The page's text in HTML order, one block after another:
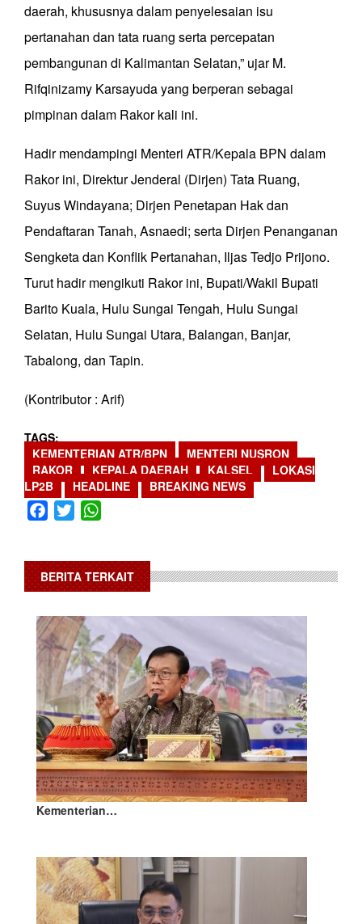
daerah, khususnya dalam penyelesaian isu
pertanahan dan tata ruang serta percepatan
pembangunan di Kalimantan Selatan,” ujar M.
Rifqinizamy Karsayuda yang berperan sebagai
pimpinan dalam Rakor kali ini.
Hadir mendampingi Menteri ATR/Kepala BPN dalam
Rakor ini, Direktur Jenderal (Dirjen) Tata Ruang,
Suyus Windayana; Dirjen Penetapan Hak dan
Pendaftaran Tanah, Asnaedi; serta Dirjen Penanganan
Sengketa dan Konflik Pertanahan, Iljas Tedjo Prijono.
Turut hadir mengikuti Rakor ini, Bupati/Wakil Bupati
Barito Kuala, Hulu Sungai Tengah, Hulu Sungai
Selatan, Hulu Sungai Utara, Balangan, Banjar,
Tabalong, dan Tapin.
(Kontributor : Arif)
TAGS
KEMENTERIAN ATR/BPN
MENTERI NUSRON
RAKOR
KEPALA DAERAH KALSEL
LOKASI
LP2B
HEADLINE BREAKING NEWS
Facebook
Twitter
BERITA TERKAIT
Kementerian…